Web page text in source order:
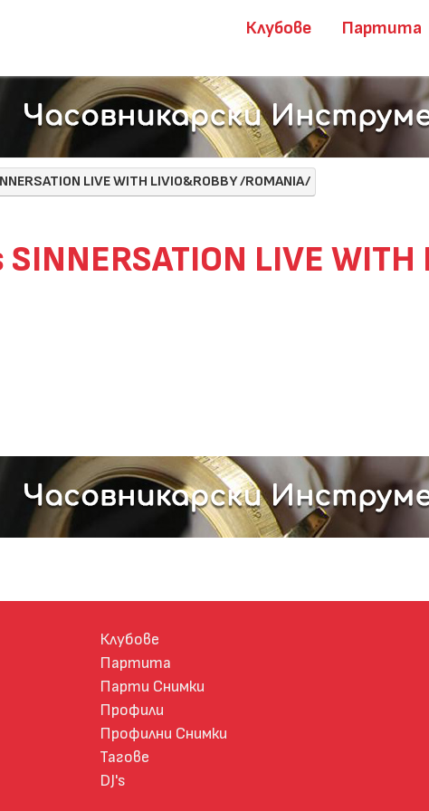
Клубове Партита
LIVE WITH LIVIO&ROBBY /ROMANIA/
LIVE WITH
Клубове
Партита
Парти Снимки
Профили
Профилни Снимки
Тагове
DJ's